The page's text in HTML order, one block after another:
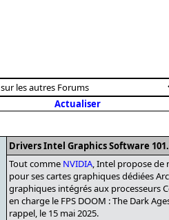
Actualiser
Drivers Intel Graphics Software
Tout comme NVIDIA, Intel propose de
pour ses cartes graphiques dédiées
graphiques intégrés aux processeurs
en charge le FPS DOOM : The Dark
rappel, le 15 mai 2025.